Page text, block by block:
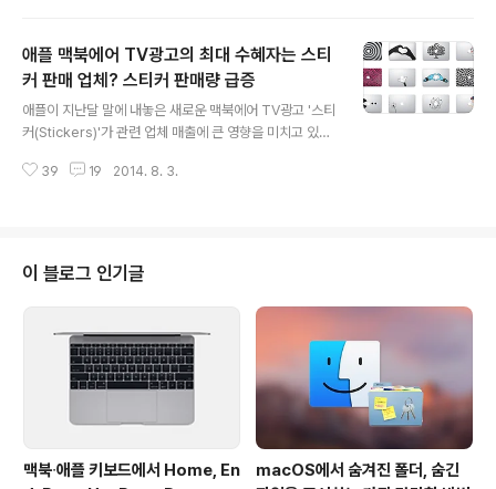
용 방법은 기존과 마찬가지로 TRIM 스위치를 ON 쪽으로
밀고 시스템을 재부팅 하기만 하면 됩니다. kext 서명이 필
요하다? 흔히 애플이 지원하지 않는 하드웨어를 설치할 때
면 커널확장자(kext)라고 불리는 파일을 시스템에 같이 설
치하게 됩니다. 윈도우로 보면 장치 드라이버에 해당하는
개념인데, 서드파티 인터페이스 장치나 사운드 관련 장치
애플 맥북에어 TV광고의 최대 수혜자는 스티
커 판매 업체? 스티커 판매량 급증
애플이 지난달 말에 내놓은 새로운 맥북에어 TV광고 '스티
커(Stickers)'가 관련 업체 매출에 큰 영향을 미치고 있다
커 회사들의 매출이 폭발적으로 늘고 있다는 것입니다. 우
에서 4,500명 선으로 무려 9배나 증가한 것으로 알려졌습
니다. 또 다른 업체인 '긱키데칼(Geeky Decals)'도 TV
광고가 방영되면서 온라인 쇼핑몰 에치(Etsy)를 통해 판매
되는 스티커가 하루 8–10장에서 40–50장으로 5배가량
증가했다고 밝혔습니다. 이뿐만 아니라 영상에 등장하는
39 19 2014. 8. 3.
이 블로그 인기글
맥북∙애플 키보드에서 Home, En
macOS에서 숨겨진 폴더, 숨긴